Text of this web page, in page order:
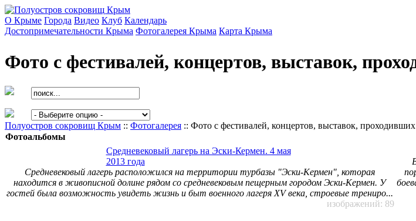
О Крыме Города Видео Клуб Календарь
Достопримечательности Крыма Фотогалерея Крыма Карта Крыма
Фото с фестивалей, концертов, выставок,
Полуостров сокровищ Крым :: Фотогалерея :: Фото с фестивалей, концертов, выставок,
Фотоальбомы
Средневековый лагерь на Эски-Кермен. 4 мая
2013 года
Средневековый лагерь расположился на территории турбазы "Эски-Кермен", которая
находится в живописной долине рядом со средневековым пещерным городом Эски-Кермен. У
гостей была возможность увидеть жизнь и быт военного лагеря XV века, строевые трениро...
изображений: 89